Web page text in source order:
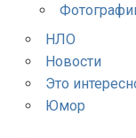
НЛО
Новости
Это
Юмор